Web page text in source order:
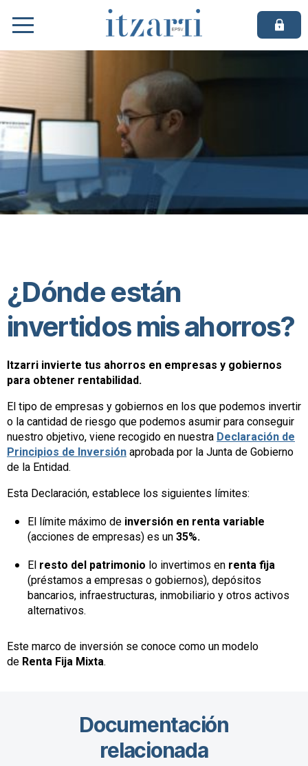
Itzarri
empleo
¿Dónde están
invertidos mis ahorros?
Itzarri invierte tus ahorros en empresas y gobiernos
para obtener rentabilidad.
El tipo de empresas y gobiernos en los que podemos invertir
o la cantidad de riesgo que podemos asumir para conseguir
nuestro objetivo, viene recogido en nuestra Declaración de
Principios de Inversión aprobada por la Junta de Gobierno
de la Entidad.
Esta Declaración, establece los siguientes límites:
El límite máximo de inversión en renta variable
(acciones de empresas) es un 35%.
El resto del patrimonio lo invertimos en renta fija
(préstamos a empresas o gobiernos), depósitos
bancarios, infraestructuras, inmobiliario y otros activos
alternativos.
Este marco de inversión se conoce como un modelo
de Renta Fija Mixta.
Documentación
relacionada